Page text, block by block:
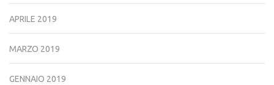
APRILE 2019
MARZO 2019
GENNAIO 2019